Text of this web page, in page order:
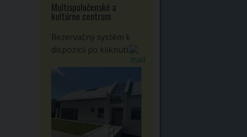
Multispoločenské a
kultúrne centrum
Rezervačný systém k
dispozícii po kliknutí.